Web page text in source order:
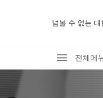
넘볼 수 없는
전체메